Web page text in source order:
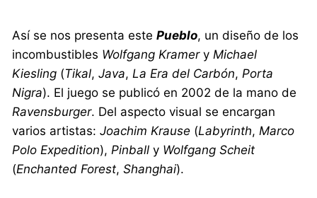
Así se nos presenta estePueblo, un diseño de los
incombustibles Wolfgang KrameryMichael
Kiesling (Tikal,Java,La Era del Carbón,Porta
Nigra). El juego se publicó en 2002 de la mano de
Ravensburger. Del aspecto visual se encargan
varios artistas:Joachim Krause (Labyrinth,Marco
Polo Expedition),Pinball y Wolfgang Scheit
(Enchanted Forest,Shanghai).